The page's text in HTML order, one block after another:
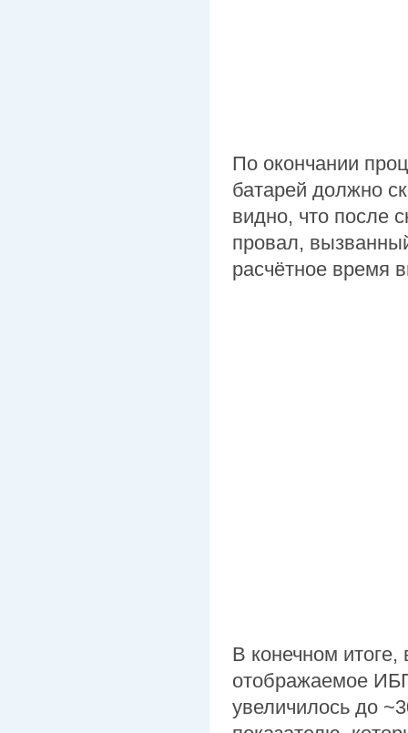
По окончании
батарей должно
видно, что после
провал,
расчётное время
В конечном
отображаемое
увеличилось до